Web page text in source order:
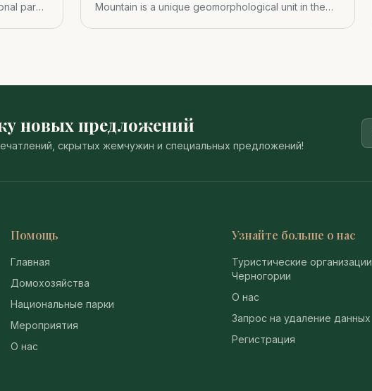
park
Mountain is a unique geomorphological unit in the
новых предложений
скрытых жемчужин и специальных предложений!
Помощь
Главная
Домохозяйства
Национальные парки
Мероприятия
О нас
Узнайте больше о нас
Туристические организации
Черногории
О нас
Запрос на удаление данных
Регистрация